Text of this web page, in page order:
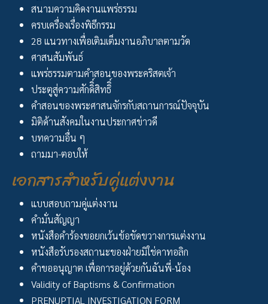
สนามความคิดงานแพร่ธรรม
ครบเครื่องเรื่องพิธีกรรม
28 แนวทางเพื่อเติมเต็มงานอภิบาลตามวัด
ศาสนสัมพันธ์
แพร่ธรรมตามคำสอนของพระคริสตเจ้า
ประตูสู่ความศักดิิ์สิทธิิ์
คำสอนของพระศาสนจักรกับสถานการณ์ปัจจุบัน
มิติด้านสังคมในงานประกาศข่าวดี
บทความอื่น ๆ
ถามมา-ตอบให้
เอกสารสำหรับคู่แต่งงาน
แบบสอบถามคู่แต่งงาน
คำมั่นสัญญา
หนังสือคำร้องขอยกเว้นข้อขัดขวางการแต่งงาน
หนังสือรับรองสถานะของฝ่ายมิใช่คาทอลิก
คำขออนุญาต เพื่อการอยู่ด้วยกันฉันพี่-น้อง
Validity of Baptisms & Confirmation
PRENUPTIAL INVESTIGATION FORM